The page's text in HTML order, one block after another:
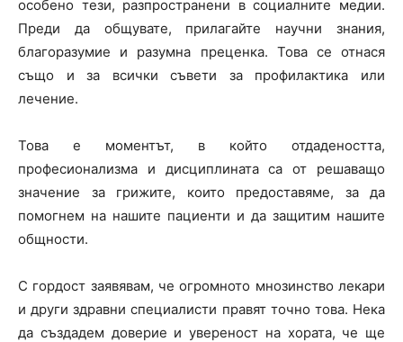
особено тези, разпространени в социалните медии.
Преди да общувате, прилагайте научни знания,
благоразумие и разумна преценка. Това се отнася
също и за всички съвети за профилактика или
лечение.
Това е моментът, в който отдадеността,
професионализма и дисциплината са от решаващо
значение за грижите, които предоставяме, за да
помогнем на нашите пациенти и да защитим нашите
общности.
С гордост заявявам, че огромното мнозинство лекари
и други здравни специалисти правят точно това. Нека
да създадем доверие и увереност на хората, че ще